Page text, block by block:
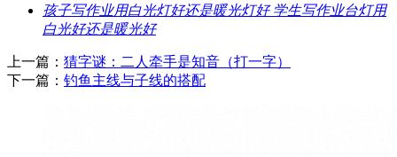
​孩子写作业用白光灯好还是暖光灯好 学生写作业台灯用
白光好还是暖光好
上一篇： ​猜字谜：二人牵手是知音（打一字）
下一篇： ​钓鱼主线与子线的搭配